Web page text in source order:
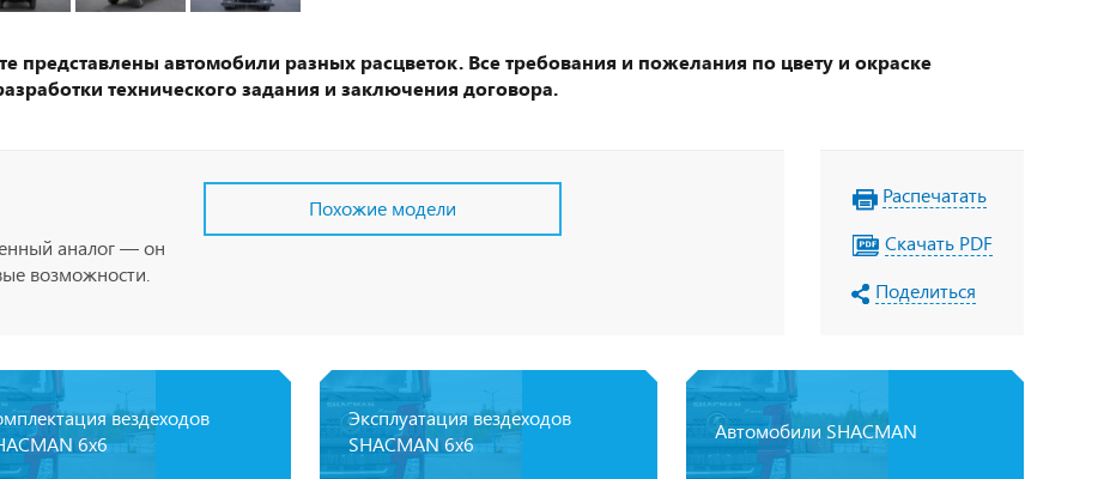
представлены автомобили разных расцветок. Все требования и пожелания по цвету и окраске
технического задания и заключения договора.
аналог — он
возможности.
Похожие модели
Распечатать
Скачать PDF
Поделиться
вездеходов
6x6
Эксплуатация вездеходов
SHACMAN 6х6
Автомобили SHACMAN